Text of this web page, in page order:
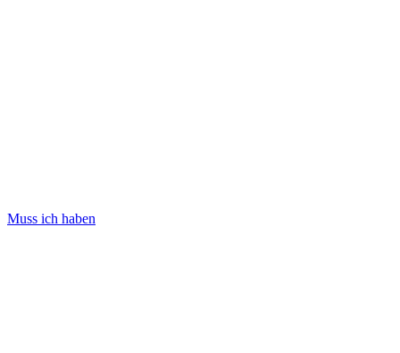
Muss ich haben